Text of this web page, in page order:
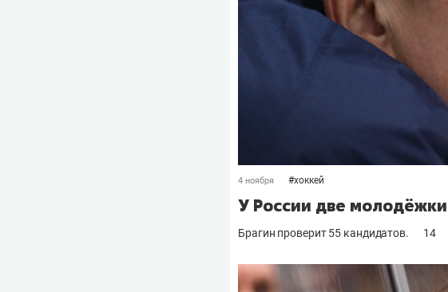
4 ноября #хоккей
У России две
Брагин проверит 55 кандидатов. 14